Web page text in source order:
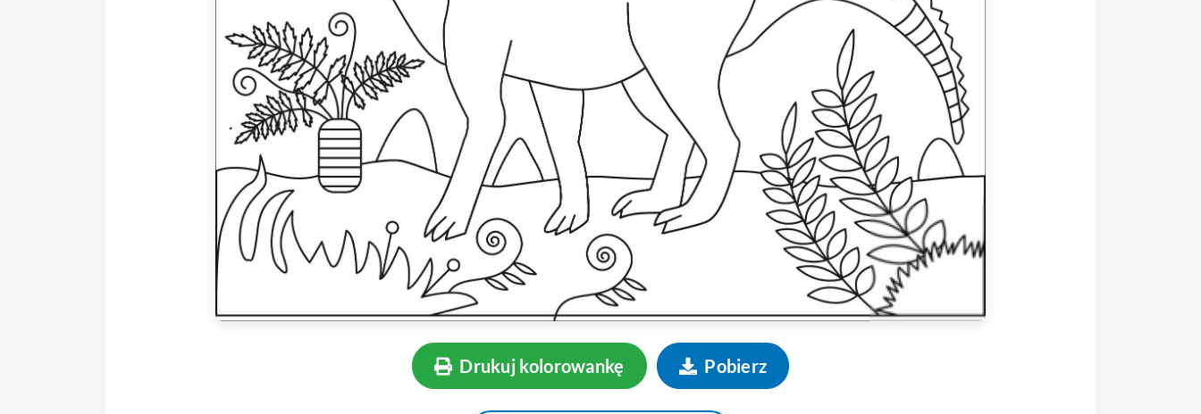
Drukuj kolorowankę Pobierz